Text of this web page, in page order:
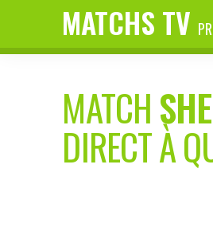
MATCHS TV
MATCH
DIRECT À